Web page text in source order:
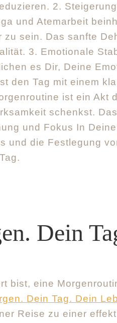
2.
und Atemarbeit
zu sein. Das sanfte
3. Emotionale
es Dir, Deine
den Tag mit einem
ist ein Akt
schenkst.
und Fokus In
und die Festlegung
Dein
bist, eine
Dein Tag. Dein
Reise zu einer